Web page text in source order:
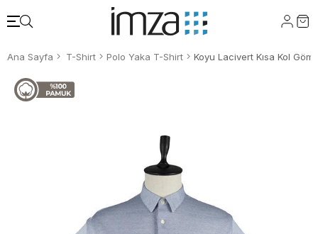
Ana Sayfa T-Shirt Polo Yaka T-Shirt